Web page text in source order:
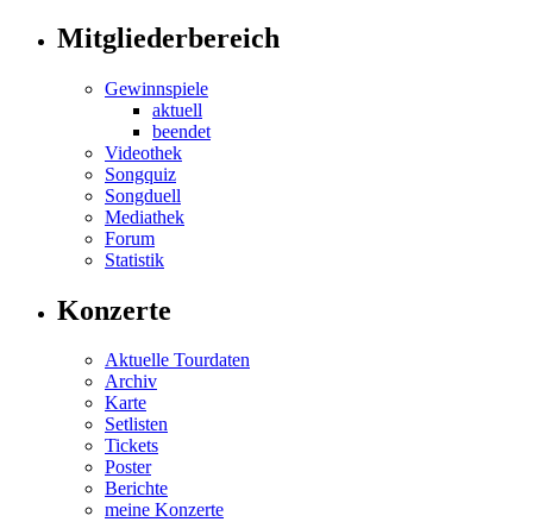
Mitgliederbereich
Gewinnspiele
aktuell
beendet
Videothek
Songquiz
Songduell
Mediathek
Forum
Statistik
Konzerte
Aktuelle Tourdaten
Archiv
Karte
Setlisten
Tickets
Poster
Berichte
meine Konzerte